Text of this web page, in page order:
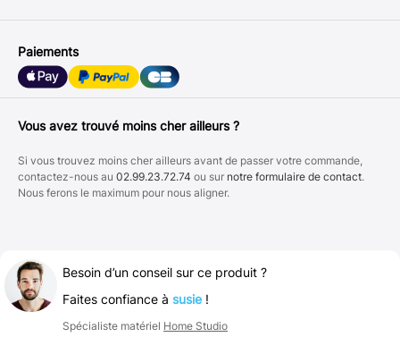
Paiements
Vous avez trouvé moins cher ailleurs ?
Si vous trouvez moins cher ailleurs avant de passer votre commande,
contactez-nous au 02.99.23.72.74 ou sur notre formulaire de contact.
Nous ferons le maximum pour nous aligner.
Besoin d’un conseil sur ce produit ?
Faites confiance à susie !
Spécialiste matériel Home Studio